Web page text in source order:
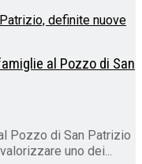
al Pozzo di San
Pozzo di San Patrizio
uno dei...